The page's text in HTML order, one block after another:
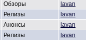
Обзоры
lavan
Релизы
lavan
Анонсы
lavan
Релизы lavan